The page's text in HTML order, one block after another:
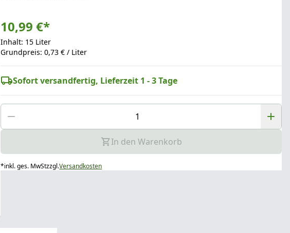
10,99 €*
Inhalt: 15 Liter
Grundpreis: 0,73 € / Liter
Sofort versandfertig, Lieferzeit 1 - 3 Tage
In den Warenkorb
*inkl. ges. MwStzzgl.Versandkosten